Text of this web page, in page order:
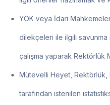
YÖK veya İdari
dilekçeleri ile ilgili
çalışma yaparak Rektörlük
Mütevelli Heyet, Rektörlük,
tarafından istenilen